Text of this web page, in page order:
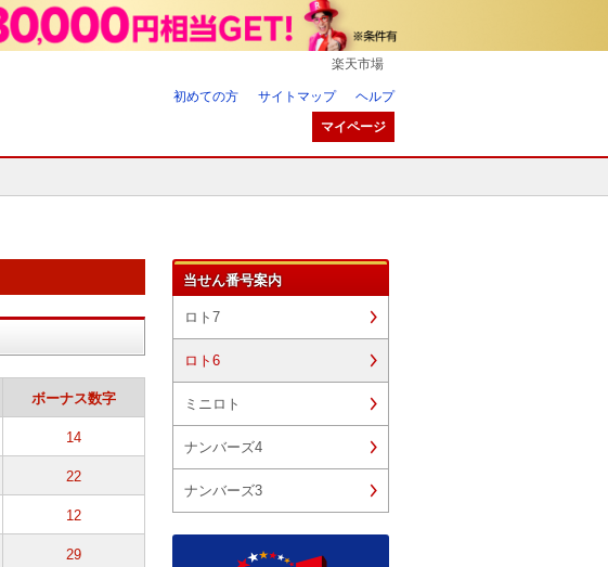
楽天市場
初めての方 サイトマップ ヘルプ
マイページ
ボーナス数字
14
22
12
29
当せん番号案内
ロト7
ロト6
ミニロト
ナンバーズ4
ナンバーズ3